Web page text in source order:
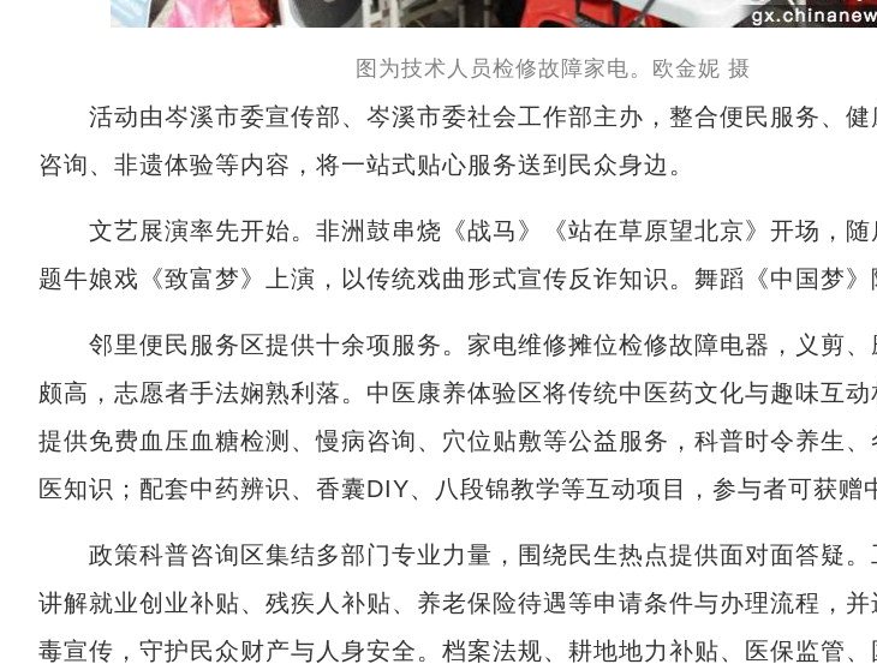
图为技术人员检修故障家电。欧金妮 摄
活动由岑溪市委宣传部、岑溪市委社会工作部主办，整合便民服务、健
咨询、非遗体验等内容，将一站式贴心服务送到民众身边。
文艺展演率先开始。非洲鼓串烧《战马》《站在草原望北京》开场，随
题牛娘戏《致富梦》上演，以传统戏曲形式宣传反诈知识。舞蹈《中国梦》
邻里便民服务区提供十余项服务。家电维修摊位检修故障电器，义剪、
颇高，志愿者手法娴熟利落。中医康养体验区将传统中医药文化与趣味互动
提供免费血压血糖检测、慢病咨询、穴位贴敷等公益服务，科普时令养生、
医知识；配套中药辨识、香囊DIY、八段锦教学等互动项目，参与者可获赠
政策科普咨询区集结多部门专业力量，围绕民生热点提供面对面答疑。
讲解就业创业补贴、残疾人补贴、养老保险待遇等申请条件与办理流程，并
毒宣传，守护民众财产与人身安全。档案法规、耕地地力补贴、医保监管、